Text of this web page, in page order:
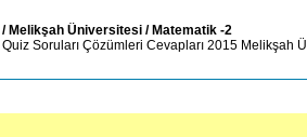
/ Melikşah Üniversitesi / Matematik -2
Quiz Soruları Çözümleri Cevapları 2015 Melikşah